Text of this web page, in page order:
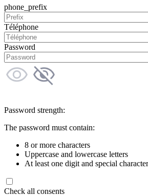
phone_prefix
Téléphone
Password
Password strength:
The password must contain:
8 or more characters
Uppercase and lowercase letters
At least one digit and special character
Check all consents